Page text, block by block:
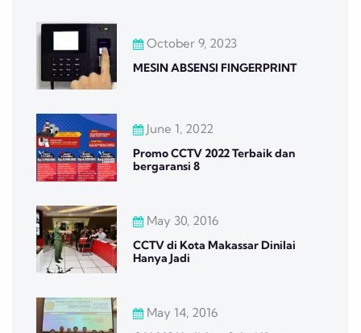
October 9, 2023
MESIN ABSENSI FINGERPRINT
June 1, 2022
Promo CCTV 2022 Terbaik dan
bergaransi 8
May 30, 2016
CCTV di Kota Makassar Dinilai
Hanya Jadi
May 14, 2016